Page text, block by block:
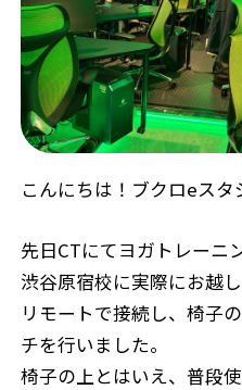
こんにちは！ブクロeスタ
先日CTにてヨガトレーニ
渋谷原宿校に実際にお越
リモートで接続し、椅子
チを行いました。
椅子の上とはいえ、普段